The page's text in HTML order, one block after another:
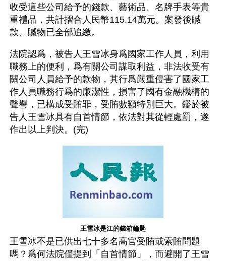
收受這些公司給予的錢款、藝術品、名牌手表等貴
重禮品，共計摺合人民幣115.14萬元。案發後贓
款、贓物已全部追繳。
法院認爲，被告人王雪冰身爲國家工作人員，利用
職務上的便利，爲有關公司謀取利益，非法收受有
關公司人員給予的款物，其行爲嚴重侵害了國家工
作人員職務行爲的廉潔性，損害了國有金融機構的
聲譽，已構成受賄罪，受賄數額特別巨大。鑑於被
告人王雪冰具有自首情節，依法對其從輕處罰，遂
作出以上判決。(完)
王雪冰是江的錢箱鑰匙
王雪冰不是已供出七十多名高官受賄或索賄問題
嗎？爲何法院僅提到「自首情節」，而避開了王雪